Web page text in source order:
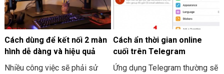
lưu file. Và dưới đây là những
cách hướng dẫn bạn cách để
lấy lại file Excel chưa kịp lưu
đơn giản và dễ thực hiện.
mình. Hôm nay THIÊN SƠN
COMPUTER sẽ chia sẻ với
bạn cách hướng dẫn thực hiện
cách tải và cài đặt Roblox trên
máy tính thật đơn giản.
Cách dùng để kết nối 2 màn
hình dễ dàng và hiệu quả
Nhiều công việc sẽ phải sử
Cách ẩn thời gian online
cuối trên Telegram
Ứng dụng Telegram thường sẽ